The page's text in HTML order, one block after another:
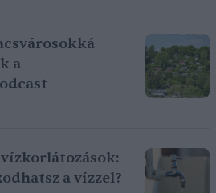
a
a vízzel?